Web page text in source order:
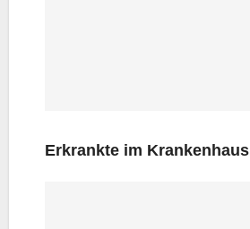
Erkrank­te im Kran­ken­haus